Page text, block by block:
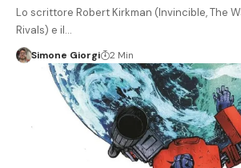
Lo scrittore Robert Kirkman (Invincible, The
Rivals) e il…
Simone Giorgi 2 Min